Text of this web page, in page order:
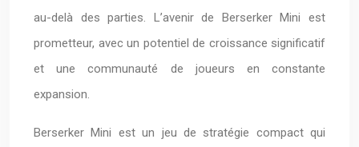
au-delà des parties. L’avenir de Berserker Mini est
prometteur, avec un potentiel de croissance significatif
et une communauté de joueurs en constante
expansion.
Berserker Mini est un jeu de stratégie compact qui